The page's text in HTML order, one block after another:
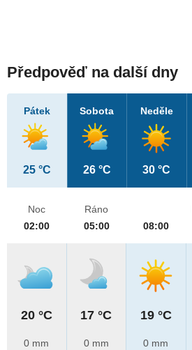
Předpověď na další dny
Pátek
25 °C
Sobota
26 °C
Neděle
30 °C
Noc
02:00
20 °C
0 mm
Ráno
05:00
17 °C
0 mm
08:00
19 °C
0 mm